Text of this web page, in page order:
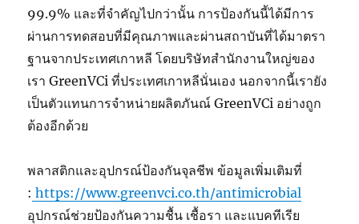
99.9% และที่จำคัญไปกว่านั้น การป้องกันนี้ได้มีการ
ผ่านการทดสอบที่มีคุณภาพและผ่านสถาบันที่ได้มาตรา
ฐานจากประเทศเกาหลี โดยบริษัทสำนักงานใหญ่ของ
เรา GreenVCi ที่ประเทศเกาหลีนั่นเอง นอกจากนี้เรายัง
เป็นตัวแทนการจำหน่ายผลิตภันณ์ GreenVCi อย่างถูก
ต้องอีกด้วย
พลาสติกและอุปกรณ์ป้องกันจุลชีพ ข้อมูลเพิ่มเติมที่
: https://www.greenvci.co.th/antimicrobial
อุปกรณ์ช่วยป้องกันความชื้น เชื้อรา และแบคทีเรีย